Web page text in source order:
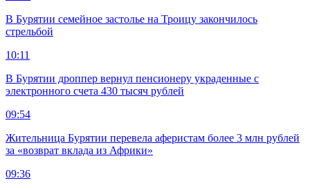
В Бурятии семейное застолье на Троицу закончилось
стрельбой
10:11
В Бурятии дроппер вернул пенсионеру украденные с
электронного счета 430 тысяч рублей
09:54
Жительница Бурятии перевела аферистам более 3 млн рублей
за «возврат вклада из Африки»
09:36